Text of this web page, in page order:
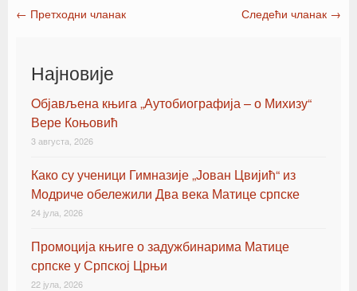
Post navigation
Следећи чланак →
← Претходни чланак
Најновије
Oбјављена књигa „Аутобиографија – о Михизу“
Вере Коњовић
3 августа, 2026
Како су ученици Гимназије „Јован Цвијић“ из
Модриче обележили Два века Матице српске
24 јула, 2026
Промоција књиге о задужбинарима Матице
српске у Српској Црњи
22 јула, 2026